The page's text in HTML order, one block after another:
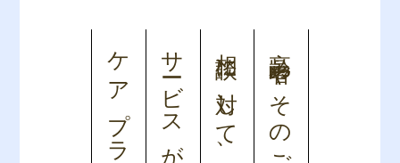
高齢者やそのご家族等の
相談に対して、必要な